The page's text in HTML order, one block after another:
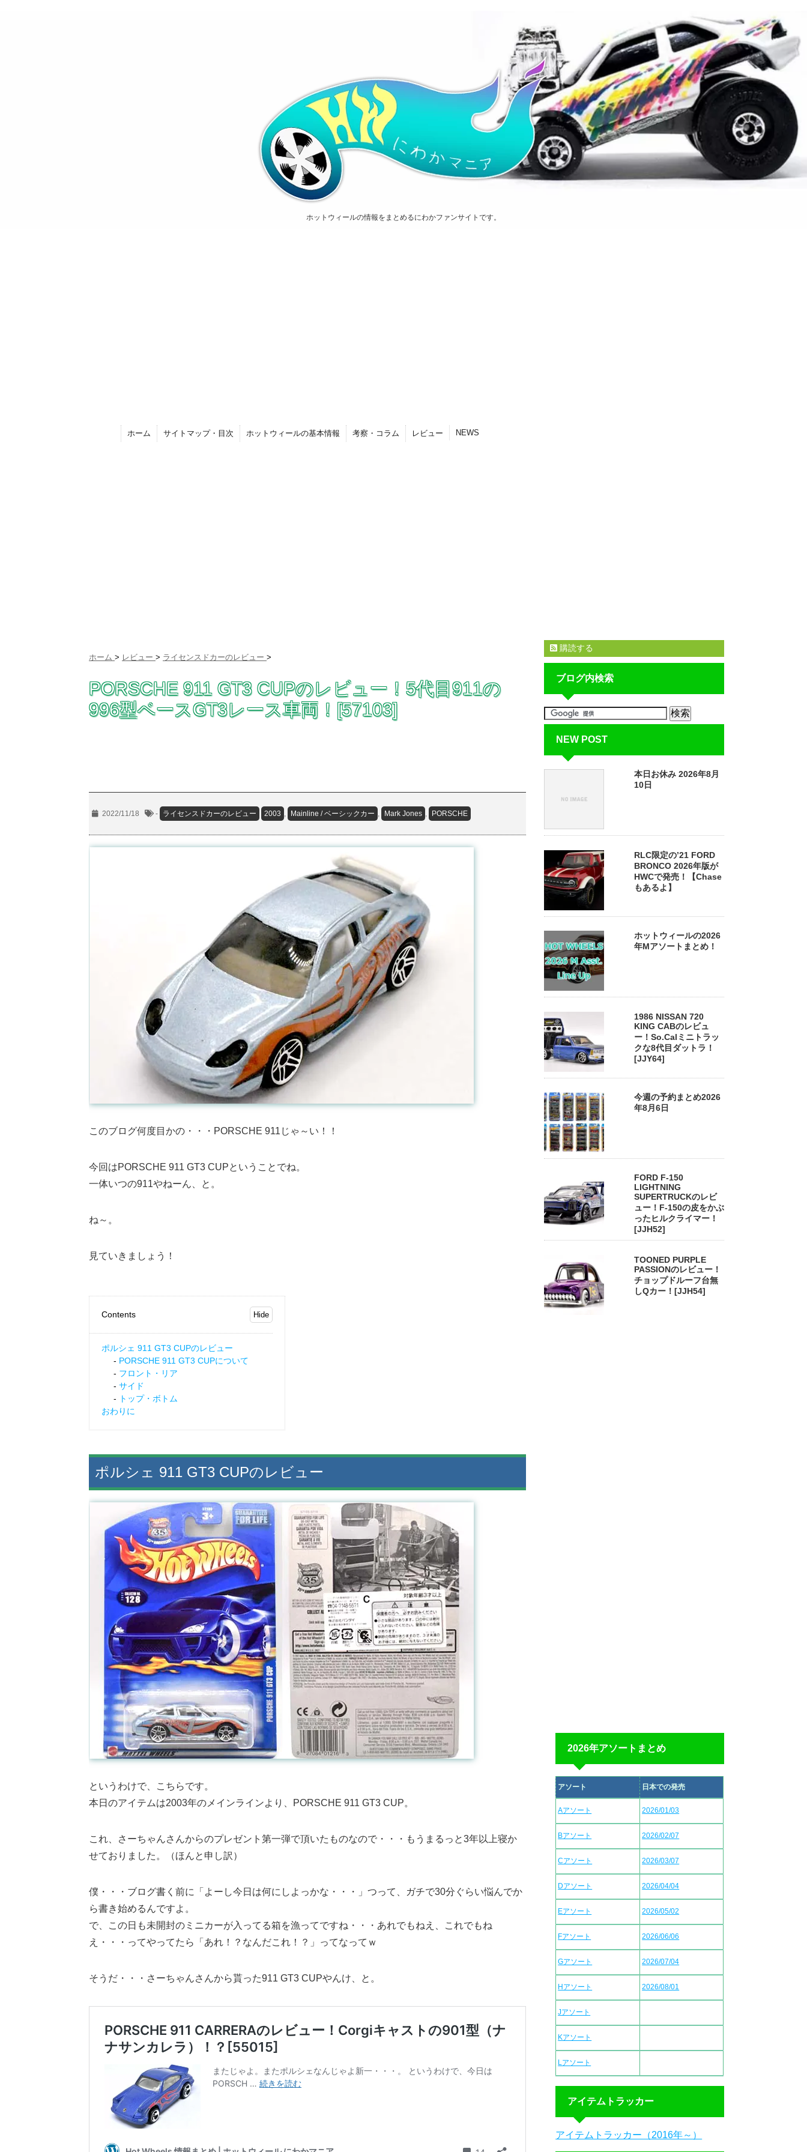
ホットウィールの情報をまとめるにわかファンサイトです。
ホーム サイトマップ・目次 ホットウィールの基本情報 考察・コラム レビュー NEWS
ホーム > レビュー > ライセンスドカーのレビュー >
PORSCHE 911 GT3 CUPのレビュー！5代目911の
996型ベースGT3レース車両！[57103]
2022/11/18 - ライセンスドカーのレビュー 2003 , Mainline / ベーシックカー , Mark Jones , PORSCHE
このブログ何度目かの・・・PORSCHE 911じゃ～い！！
今回はPORSCHE 911 GT3 CUPということでね。
一体いつの911やねーん、と。
ね～。
見ていきましょう！
Contents
ポルシェ 911 GT3 CUPのレビュー
PORSCHE 911 GT3 CUPについて
フロント・リア
サイド
トップ・ボトム
おわりに
ポルシェ 911 GT3 CUPのレビュー
というわけで、こちらです。
本日のアイテムは2003年のメインラインより、PORSCHE 911 GT3 CUP。
これ、さーちゃんさんからのプレゼント第一弾で頂いたものなので・・・もうまるっと3年以上寝か
せておりました。（ほんと申し訳）
僕・・・ブログ書く前に「よーし今日は何にしよっかな・・・」つって、ガチで30分ぐらい悩んでか
ら書き始めるんですよ。
で、この日も未開封のミニカーが入ってる箱を漁ってですね・・・あれでもねえ、これでもね
え・・・ってやってたら「あれ！？なんだこれ！？」ってなってｗ
そうだ・・・さーちゃんさんから貰った911 GT3 CUPやんけ、と。
購読する
ブログ内検索
NEW POST
本日お休み 2026年8月
10日
RLC限定の’21 FORD
BRONCO 2026年版が
HWCで発売！【Chase
もあるよ】
ホットウィールの2026
年Mアソートまとめ！
1986 NISSAN 720
KING CABのレビュ
ー！So.Calミニトラッ
クな8代目ダットラ！
[JJY64]
今週の予約まとめ2026
年8月6日
FORD F-150
LIGHTNING
SUPERTRUCKのレビ
ュー！F-150の皮をかぶ
ったヒルクライマー！
[JJH52]
TOONED PURPLE
PASSIONのレビュー！
チョップドルーフ台無
しQカー！[JJH54]
2026年アソートまとめ
アソート 日本での発売
Aアソート 2026/01/03
Bアソート 2026/02/07
Cアソート 2026/03/07
Dアソート 2026/04/04
Eアソート 2026/05/02
Fアソート 2026/06/06
Gアソート 2026/07/04
Hアソート 2026/08/01
Jアソート
Kアソート
Lアソート
アイテムトラッカー
アイテムトラッカー（2016年～）